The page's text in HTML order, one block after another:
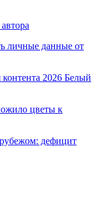
личные данные от
2026 Белый
цветы к
дефицит